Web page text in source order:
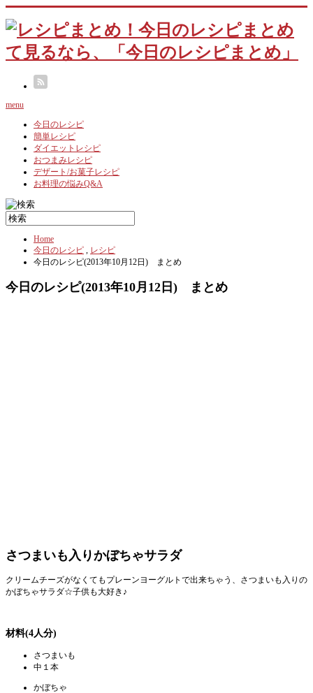
menu
今日のレシピ
簡単レシピ
ダイエットレシピ
おつまみレシピ
デザート/お菓子レシピ
お料理の悩みQ&A
Home
今日のレシピ , レシピ
今日のレシピ(2013年10月12日) まとめ
今日のレシピ(2013年10月12日) まとめ
さつまいも入りかぼちゃサラダ
クリームチーズがなくてもプレーンヨーグルトで出来ちゃう、さつまいも入りの
かぼちゃサラダ☆子供も大好き♪
材料(4人分)
さつまいも
中１本
かぼちゃ